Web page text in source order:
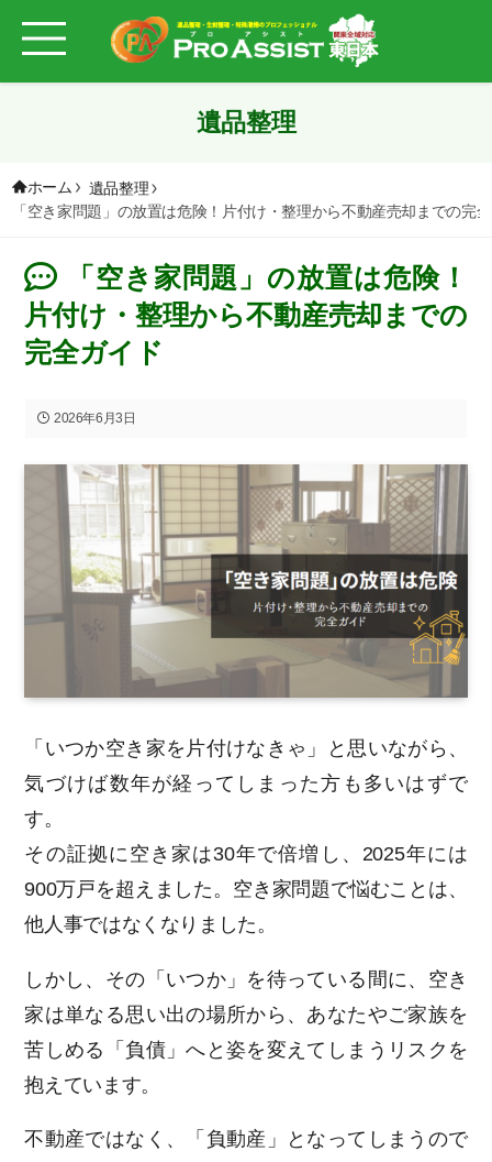
遺品整理
ホーム
遺品整理
「空き家問題」の放置は危険！片付け・整理から不動産売却までの完
「空き家問題」の放置は危険！
片付け・整理から不動産売却までの
完全ガイド
2026年6月3日
「いつか空き家を片付けなきゃ」と思いながら、
気づけば数年が経ってしまった方も多いはずで
す。
その証拠に空き家は30年で倍増し、2025年には
900万戸を超えました。空き家問題で悩むことは、
他人事ではなくなりました。
しかし、その「いつか」を待っている間に、空き
家は単なる思い出の場所から、あなたやご家族を
苦しめる「負債」へと姿を変えてしまうリスクを
抱えています。
不動産ではなく、「負動産」となってしまうので